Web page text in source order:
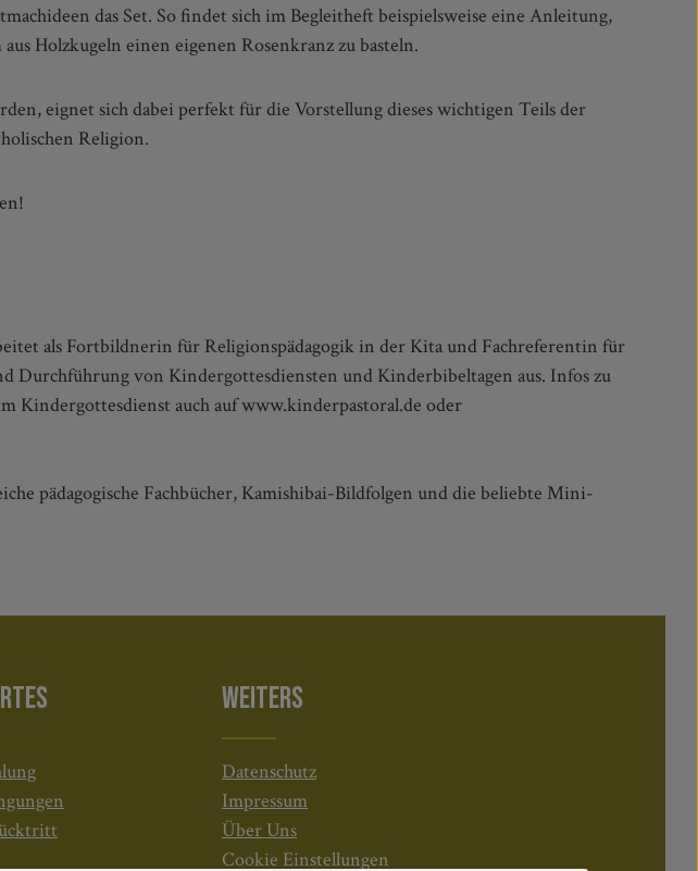
aus Holzkugeln einen eigenen Rosenkranz zu basteln.
Religion.
als Fortbildnerin für Religionspädagogik in der Kita und Fachreferentin für
Durchführung von Kindergottesdiensten und Kinderbibeltagen aus. Infos zu
Kindergottesdienst auch auf www.kinderpastoral.de oder
pädagogische Fachbücher, Kamishibai-Bildfolgen und die beliebte Mini-
WEITERS
Datenschutz
Impressum
Über Uns
Cookie Einstellungen